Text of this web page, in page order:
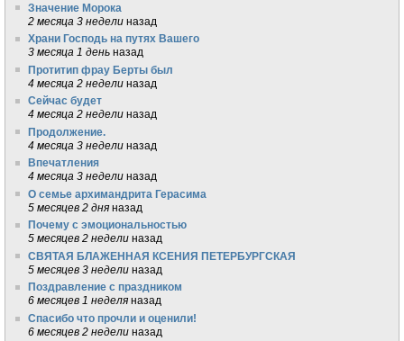
Значение Морока
2 месяца 3 недели назад
Храни Господь на путях Вашего
3 месяца 1 день назад
Протитип фрау Берты был
4 месяца 2 недели назад
Сейчас будет
4 месяца 2 недели назад
Продолжение.
4 месяца 3 недели назад
Впечатления
4 месяца 3 недели назад
О семье архимандрита Герасима
5 месяцев 2 дня назад
Почему с эмоциональностью
5 месяцев 2 недели назад
СВЯТАЯ БЛАЖЕННАЯ КСЕНИЯ ПЕТЕРБУРГСКАЯ
5 месяцев 3 недели назад
Поздравление с праздником
6 месяцев 1 неделя назад
Спасибо что прочли и оценили!
6 месяцев 2 недели назад